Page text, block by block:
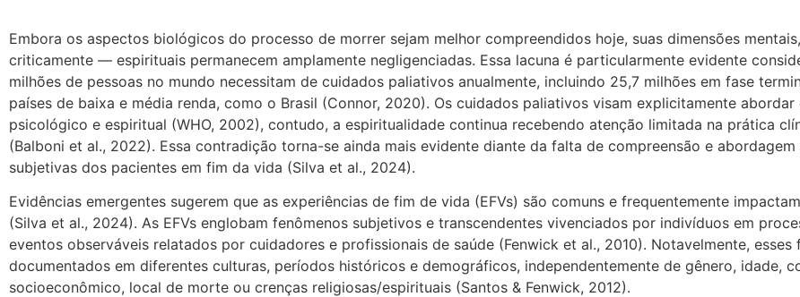
Embora os aspectos biológicos do processo de morrer sejam melhor compreendidos hoje, suas dimensões
criticamente — espirituais permanecem amplamente negligenciadas. Essa lacuna é particularmente evidente
milhões de pessoas no mundo necessitam de cuidados paliativos anualmente, incluindo 25,7 milhões em fase
países de baixa e média renda, como o Brasil (Connor, 2020). Os cuidados paliativos visam explicitamente
psicológico e espiritual (WHO, 2002), contudo, a espiritualidade continua recebendo atenção limitada na prática
(Balboni et al., 2022). Essa contradição torna-se ainda mais evidente diante da falta de compreensão e
subjetivas dos pacientes em fim da vida (Silva et al., 2024).
Evidências emergentes sugerem que as experiências de fim de vida (EFVs) são comuns e frequentemente
(Silva et al., 2024). As EFVs englobam fenômenos subjetivos e transcendentes vivenciados por indivíduos em
eventos observáveis relatados por cuidadores e profissionais de saúde (Fenwick et al., 2010). Notavelmente, esses
documentados em diferentes culturas, períodos históricos e demográficos, independentemente de gênero, idade,
socioeconômico, local de morte ou crenças religiosas/espirituais (Santos & Fenwick, 2012).